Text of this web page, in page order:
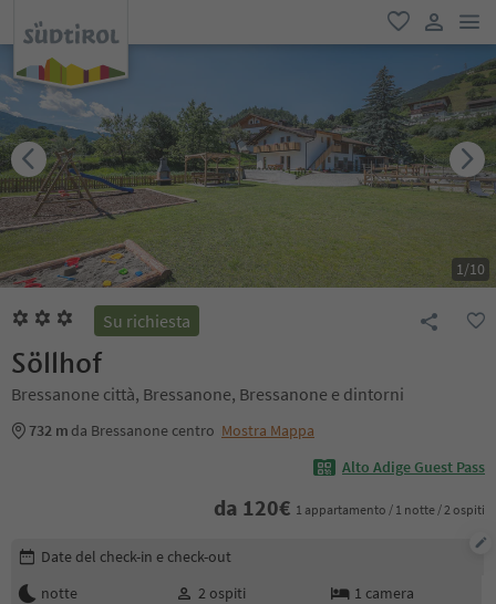
favoriti
user link
1/10
Su richiesta
Söllhof
Bressanone città, Bressanone, Bressanone e dintorni
732 m da Bressanone centro Mostra Mappa
Alto Adige Guest Pass
da 120€ 1 appartamento / 1 notte / 2 ospiti
Modifica i dettagli della prenotazione
Date del check-in e check-out
notte
2 ospiti 1 camera